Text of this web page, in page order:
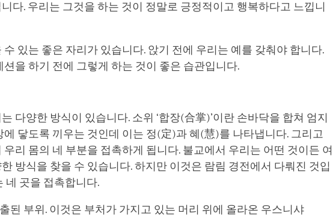
다. 우리는 그것을 하는 것이 정말로 긍정적이고 행복하다고 느낍니
수 있는 좋은 자리가 있습니다. 앉기 전에 우리는 예를 갖춰야 합니다.
션을 하기 전에 그렇게 하는 것이 좋은 습관입니다.
다양한 방식이 있습니다. 소위 ‘합장(合掌)’이란 손바닥을 합쳐 엄지
에 닿도록 끼우는 것인데 이는 정(定)과 혜(慧)를 나타냅니다. 그리고
우리 몸의 네 부분을 접촉하게 됩니다. 불교에서 우리는 어떤 것이든 여
방식을 찾을 수 있습니다. 하지만 이것은 람림 경전에서 다뤄진 것입
네 곳을 접촉합니다.
된 부위. 이것은 부처가 가지고 있는 머리 위에 올라온 우스니샤